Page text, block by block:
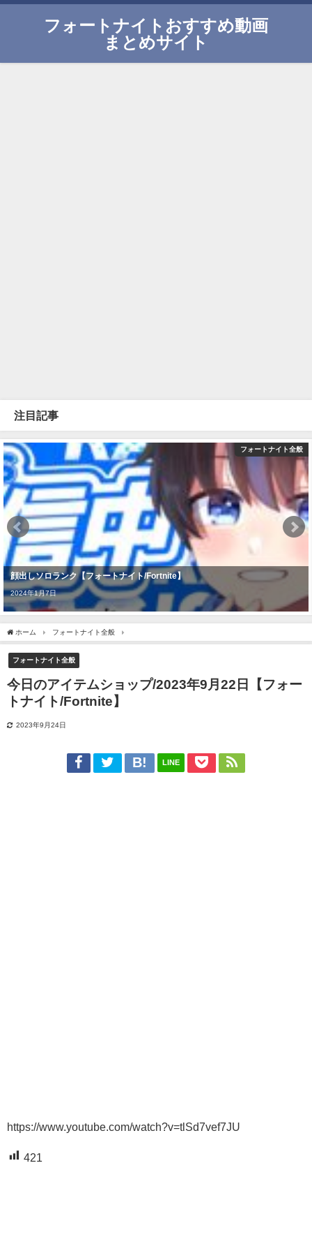
フォートナイトおすすめ動画
まとめサイト
注目記事
フォートナイト全般
顔出しソロランク【フォートナイト/Fortnite】
2024年1月7日
ホーム フォートナイト全般
フォートナイト全般
今日のアイテムショップ/2023年9月22日【フォー
トナイト/Fortnite】
2023年9月24日
LINE
https://www.youtube.com/watch?v=tlSd7vef7JU
421